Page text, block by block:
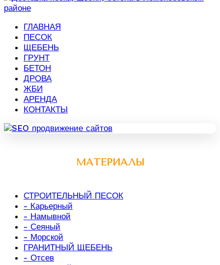
ГЛАВНАЯ
ПЕСОК
ЩЕБЕНЬ
ГРУНТ
БЕТОН
ДРОВА
ЖБИ
АРЕНДА
КОНТАКТЫ
МАТЕРИАЛЫ
СТРОИТЕЛЬНЫЙ ПЕСОК
- Карьерный
- Намывной
- Сеяный
- Морской
ГРАНИТНЫЙ ЩЕБЕНЬ
- Отсев